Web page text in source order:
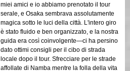
miei amici e io abbiamo prenotato il tour
serale, e Osaka sembrava assolutamente
magica sotto le luci della città. L'intero giro
è stato fluido e ben organizzato, e la nostra
guida era così coinvolgente—ci ha persino
dato ottimi consigli per il cibo di strada
locale dopo il tour. Sfrecciare per le strade
affollate di Namba mentre la folla della vita